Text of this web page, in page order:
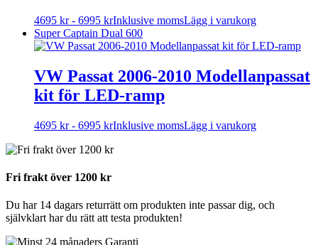
kan
väljas
på
produktsidan
4695 kr- 6995 krInklusive momsLägg i varukorgDen
produkten
varianter.
alternativen
kan
Super Captain Dual 600
VW Passat 2006-2010 Modellanpassat
kit för LED-ramp
4695 kr- 6995 krInklusive momsLägg i varukorgDen
De
Fri frakt över 1200 kr
Du har 14 dagars returrätt om produkten inte passar dig, och
självklart har du rätt att testa produkten!